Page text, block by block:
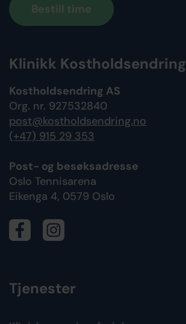
Bestill time
Klinikk Kostholdsendring
Kostholdsendring AS
Org. nr. 927532840
post@kostholdsendring.no
(+47) 915 29 353
Post- og besøksadresse
Oslo Tennisarena
Eikenga 4, 0579 Oslo
Tjenester